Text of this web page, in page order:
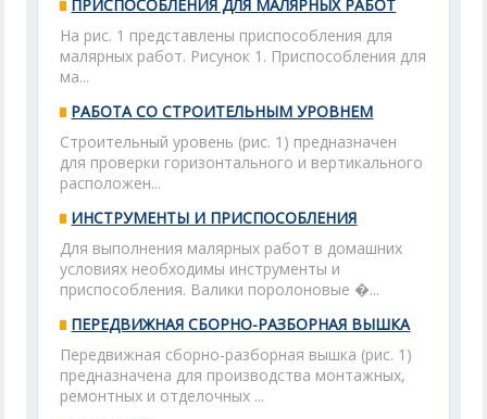
ПРИСПОСОБЛЕНИЯ ДЛЯ МАЛЯРНЫХ РАБОТ
На рис. 1 представлены приспособления для
малярных работ. Рисунок 1. Приспособления для
ма...
РАБОТА СО СТРОИТЕЛЬНЫМ УРОВНЕМ
Строительный уровень (рис. 1) предназначен
для проверки горизонтального и вертикального
расположен...
ИНСТРУМЕНТЫ И ПРИСПОСОБЛЕНИЯ
Для выполнения малярных работ в домашних
условиях необходимы инструменты и
приспособления. Валики поролоновые �...
ПЕРЕДВИЖНАЯ СБОРНО-РАЗБОРНАЯ ВЫШКА
Передвижная сборно-разборная вышка (рис. 1)
предназначена для производства монтажных,
ремонтных и отделочных ...